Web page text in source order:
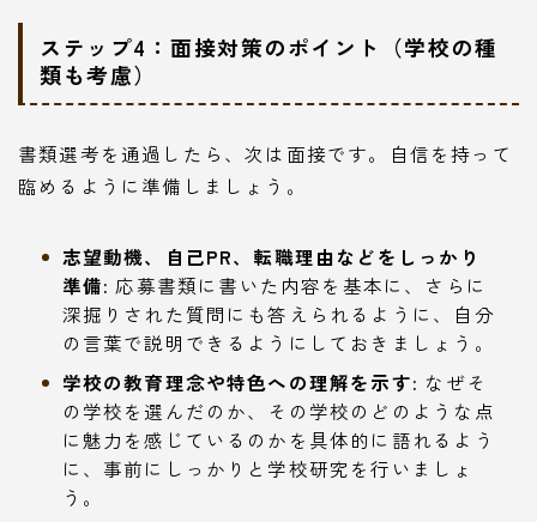
ステップ4：面接対策のポイント（学校の種
類も考慮）
書類選考を通過したら、次は面接です。自信を持って
臨めるように準備しましょう。
志望動機、自己PR、転職理由などをしっかり
準備: 応募書類に書いた内容を基本に、さらに
深掘りされた質問にも答えられるように、自分
の言葉で説明できるようにしておきましょう。
学校の教育理念や特色への理解を示す: なぜそ
の学校を選んだのか、その学校のどのような点
に魅力を感じているのかを具体的に語れるよう
に、事前にしっかりと学校研究を行いましょ
う。